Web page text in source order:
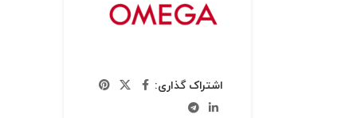
اشتراک گذاری: